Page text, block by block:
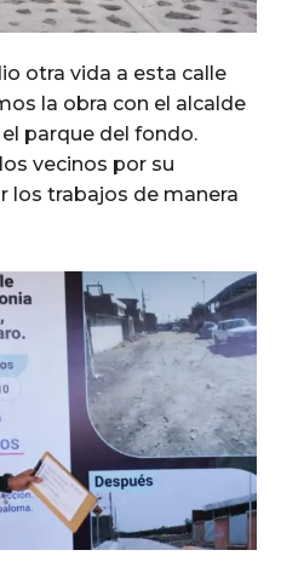
otra vida a esta calle
la obra con el alcalde
parque del fondo.
vecinos por su
los trabajos de manera